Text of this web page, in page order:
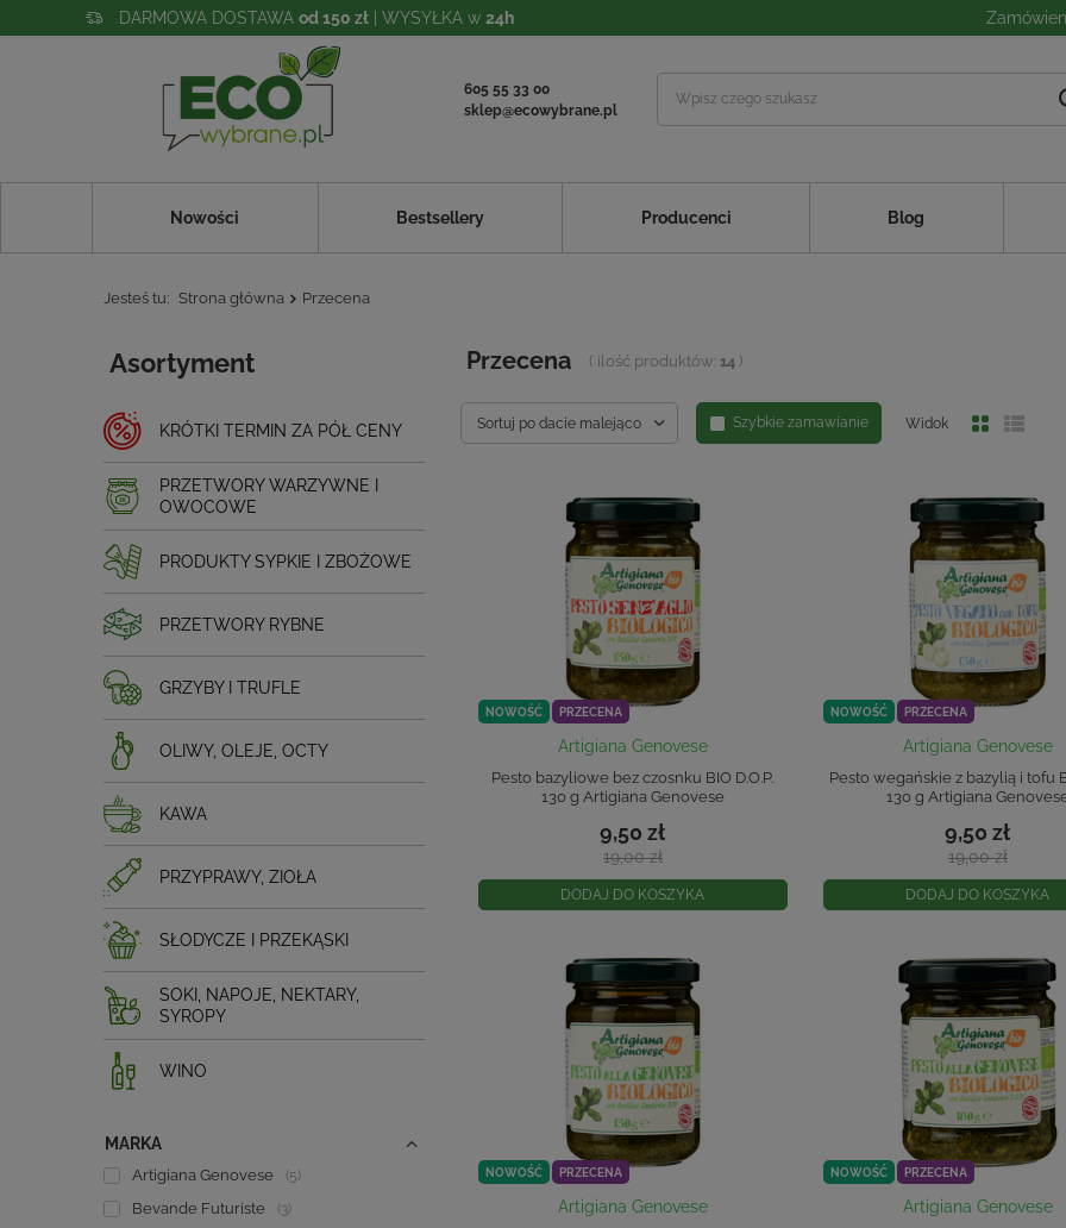
DARMOWA DOSTAWA od 150 zł | WYSYŁKA w 24h
605 55 33 00
sklep@ecowybrane.pl
Nowości Bestsellery Producenci Blog
Jesteś tu: Strona główna Przecena
Asortyment
KRÓTKI TERMIN ZA PÓŁ CENY
PRZETWORY WARZYWNE I
OWOCOWE
PRODUKTY SYPKIE I ZBOŻOWE
PRZETWORY RYBNE
GRZYBY I TRUFLE
OLIWY, OLEJE, OCTY
KAWA
PRZYPRAWY, ZIOŁA
SŁODYCZE I PRZEKĄSKI
SOKI, NAPOJE, NEKTARY,
SYROPY
WINO
MARKA
Artigiana Genovese 5
Bevande Futuriste 3
Przecena ( ilość produktów: 14 )
Szybkie zamawianie
Sortuj po dacie malejąco Widok
NOWOŚĆ PRZECENA
Artigiana Genovese
Pesto bazyliowe bez czosnku BIO D.O.P.
130 g Artigiana Genovese
19,00 zł
9,50 zł
DODAJ DO KOSZYKA
NOWOŚĆ PRZECENA
Artigiana Genovese
Pesto wegańskie z bazylią i tofu
130 g Artigiana
19,00 zł
9,50 zł
DODAJ DO KOSZYKA
NOWOŚĆ PRZECENA
Artigiana Genovese
NOWOŚĆ PRZECENA
Artigiana Genovese